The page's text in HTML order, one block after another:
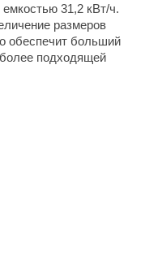
31,2 кВт/ч.
размеров
обеспечит больший
подходящей